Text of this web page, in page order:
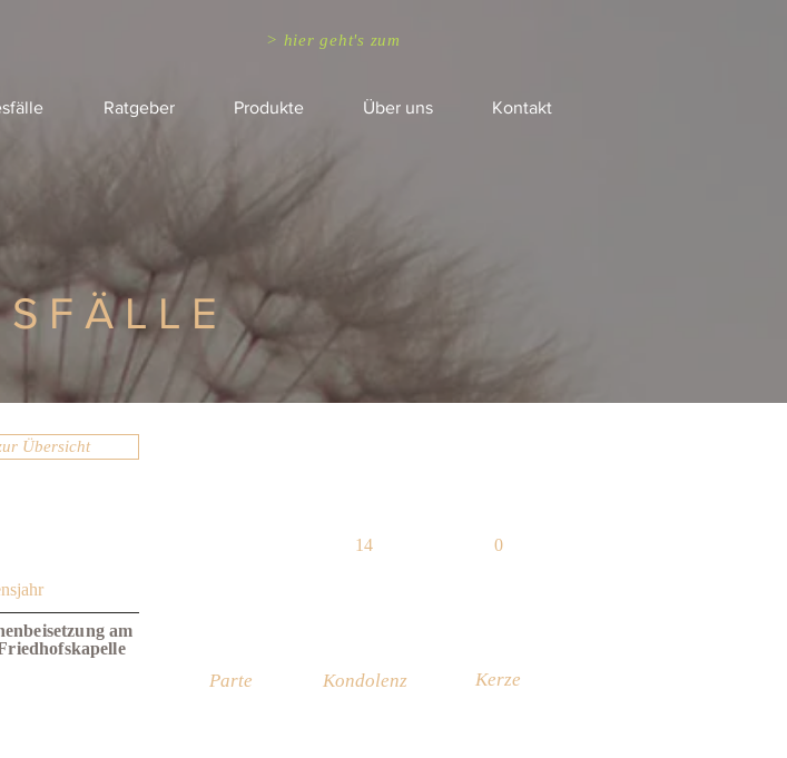
> hier geht's zum
Ratgeber Produkte Über uns Kontakt
Übersicht
am
Parte Kondolenz Kerze
0
14